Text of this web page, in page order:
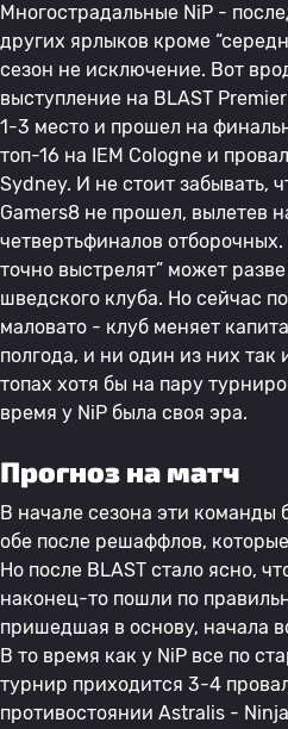
Многострадальные NiP -
других ярлыков кроме
сезон не исключение. Вот
выступление на BLAST
1-3 место и прошел на
топ-16 на IEM Cologne и
Sydney. И не стоит забывать,
Gamers8 не прошел, вылетев
четвертьфиналов отборочных.
точно выстрелят” может
шведского клуба. Но сейчас
маловато - клуб меняет
полгода, и ни один из них
топах хотя бы на пару
время у NiP была своя эра.
Прогноз на матч
В начале сезона эти команды
обе после решаффлов,
Но после BLAST стало ясно,
наконец-то пошли по
пришедшая в основу, начала
В то время как у NiP все по
турнир приходится 3-4
противостоянии Astralis -